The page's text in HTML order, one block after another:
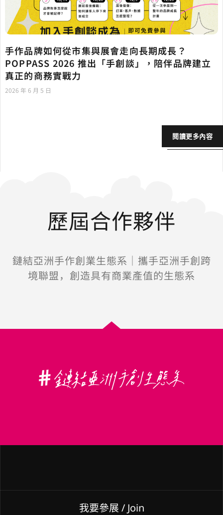
手作品牌如何從市集與展會走向長期成長？
POPPASS 2026 推出「手創談」，陪伴品牌建立
真正的商務實戰力
2026 年 6 月 5 日
閱讀更多內容
歷屆合作夥伴
鏈結亞洲手作創業生態系｜攜手亞洲手創跨
境聯盟，創造具有商業產值的生態系
我要參展 / Join